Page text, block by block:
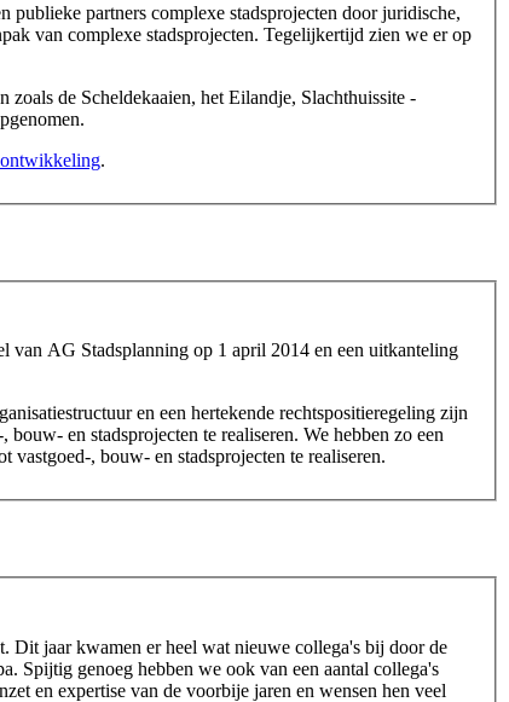
publieke partners complexe stadsprojecten door juridische,
van complexe stadsprojecten. Tegelijkertijd zien we er op
de Scheldekaaien, het Eilandje, Slachthuissite -
.
van AG Stadsplanning op 1 april 2014 en een uitkanteling
en een hertekende rechtspositieregeling zijn
en stadsprojecten te realiseren. We hebben zo een
vastgoed-, bouw- en stadsprojecten te realiseren.
Dit jaar kwamen er heel wat nieuwe collega's bij door de
Spijtig genoeg hebben we ook van een aantal collega's
en expertise van de voorbije jaren en wensen hen veel